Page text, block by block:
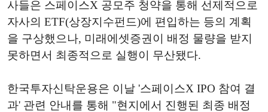
사들은 스페이스X 공모주 청약을 통해 선제적으로
자사의 ETF(상장지수펀드)에 편입하는 등의 계획
을 구상했으나, 미래에셋증권이 배정 물량을 받지
못하면서 최종적으로 실행이 무산됐다.
한국투자신탁운용은 이날 '스페이스X IPO 참여 결
과' 관련 안내를 통해 "현지에서 진행된 최종 배정